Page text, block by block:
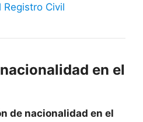
Civil
en el
de nacionalidad en el